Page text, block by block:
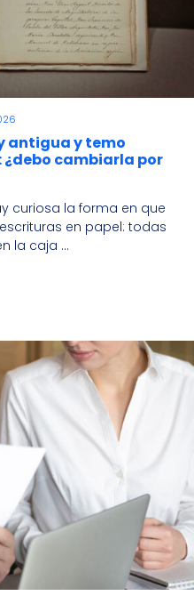
antigua y temo
¿debo cambiarla por
curiosa la forma en que
en papel: todas
la caja ...